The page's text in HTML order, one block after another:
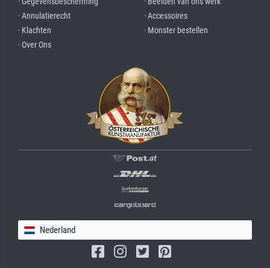
· Annulatierecht
· Klachten
· Over Ons
· Accessoires
· Monster bestellen
Nederland